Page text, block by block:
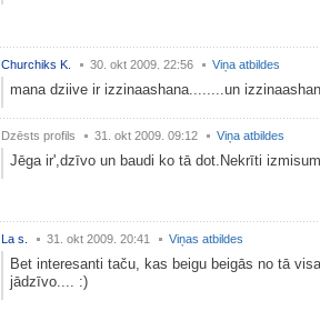
Churchiks K. 30. okt 2009. 22:56 Viņa atbildes
mana dziive ir izzinaashana........un
Dzēsts profils 31. okt 2009. 09:12 Viņa atbildes
Jēga ir',dzīvo un baudi ko tā dot.Nekrīti
La s. 31. okt 2009. 20:41 Viņas atbildes
Bet interesanti taču, kas beigu beigās no tā
jādzīvo.... :)